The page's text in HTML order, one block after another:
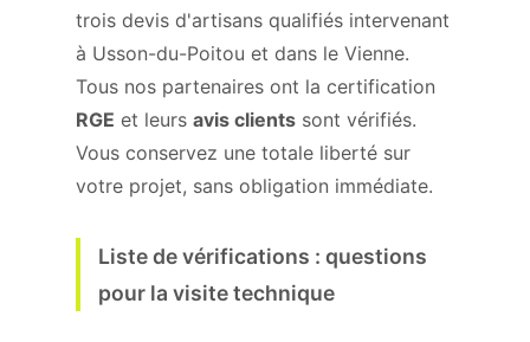
trois devis d'artisans qualifiés intervenant
à Usson-du-Poitou et dans le Vienne.
Tous nos partenaires ont la certification
RGE et leurs avis clients sont vérifiés.
Vous conservez une totale liberté sur
votre projet, sans obligation immédiate.
Liste de vérifications : questions
pour la visite technique